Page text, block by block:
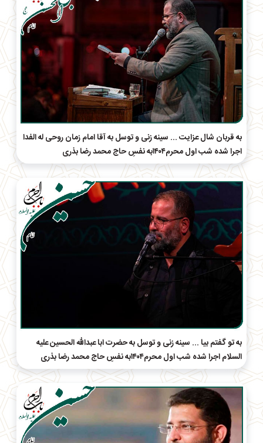
به قربان شال عزایت ... سینه زنی و توسل به آقا امام زمان روحی له الفدا
اجرا شده شب اول محرم۱۴۰۴به نفسِ حاج‌ محمد رضا بذری
به تو‌ گفتم بیا ... سینه زنی و توسل به حضرت ابا عبدالله الحسین علیه
السلام اجرا شده شب اول محرم۱۴۰۴به نفسِ حاج‌ محمد رضا بذری